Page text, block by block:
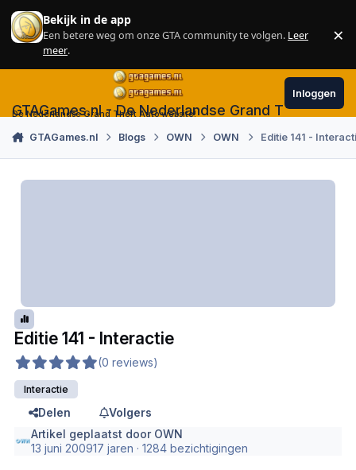
Skip to content
Bekijk in de app
Een betere weg om onze GTA community te volgen. Leer
meer.
×
GTAGames.nl - De Nederlandse Grand Theft Auto
De Nederlandse Grand Theft Auto website!
Inloggen
GTAGames.nl Blogs OWN OWN Editie 141 -
Editie 141 - Interactie
(0 reviews)
Interactie
Delen
Volgers
Artikel geplaatst door OWN
13 juni 200917 jaren · 1284 bezichtigingen